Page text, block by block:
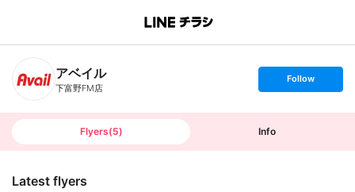
B
n
h
T
アベイル
下富野FM店
s
t
o
Follow
Flyers(5) Info
Latest flyers